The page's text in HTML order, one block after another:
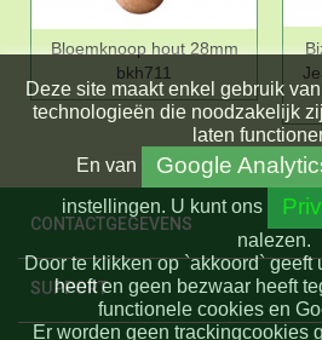
Bloemknoop hout 28mm
bkh711
CONTACTGEGEVENS
SUPPORT
Deze site maakt enkel gebruik
technologieën die noodzakelijk
laten
En van Google
instellingen. U kunt ons
nalezen.
Door te klikken op `akkoord` geeft
heeft en geen bezwaar heeft
functionele cookies en
Er worden geen trackingcookies